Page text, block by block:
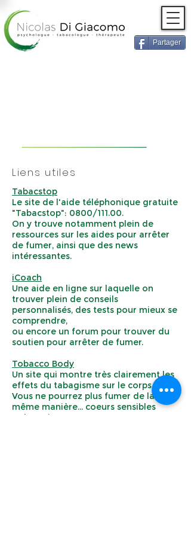
Partager
Liens utiles
Tabacstop
Le site de l'aide téléphonique gratuite
"Tabacstop": 0800/111.00.
On y trouve notamment plein de
ressources sur les aides pour arrêter
de fumer, ainsi que des news
intéressantes.
iCoach
Une aide en ligne sur laquelle on
trouver plein de conseils
personnalisés, des tests pour mieux se
comprendre,
ou encore un forum pour trouver du
soutien pour arrêter de fumer.
Tobacco Body
Un site qui montre très clairement les
effets du tabagisme sur le corps.
Vous ne pourrez plus fumer de la
même manière... coeurs sensibles
s'abstenir !